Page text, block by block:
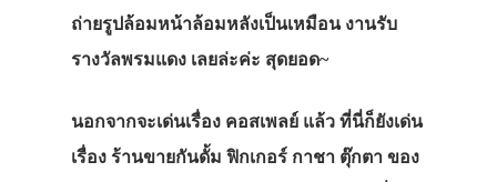
ถ่ายรูปล้อมหน้าล้อมหลังเป็นเหมือน งานรับ
รางวัลพรมแดง เลยล่ะค่ะ สุดยอด~
นอกจากจะเด่นเรื่อง คอสเพลย์ แล้ว ที่นี่ก็ยังเด่น
เรื่อง ร้านขายกันดั้ม ฟิกเกอร์ กาชา ตุ๊กตา ของ